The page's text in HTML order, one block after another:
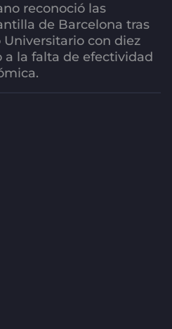
reconoció las
de Barcelona tras
con diez
la falta de efectividad